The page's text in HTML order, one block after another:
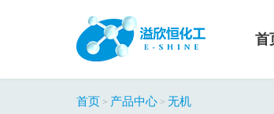
首
首页 > 产品中心> 无机